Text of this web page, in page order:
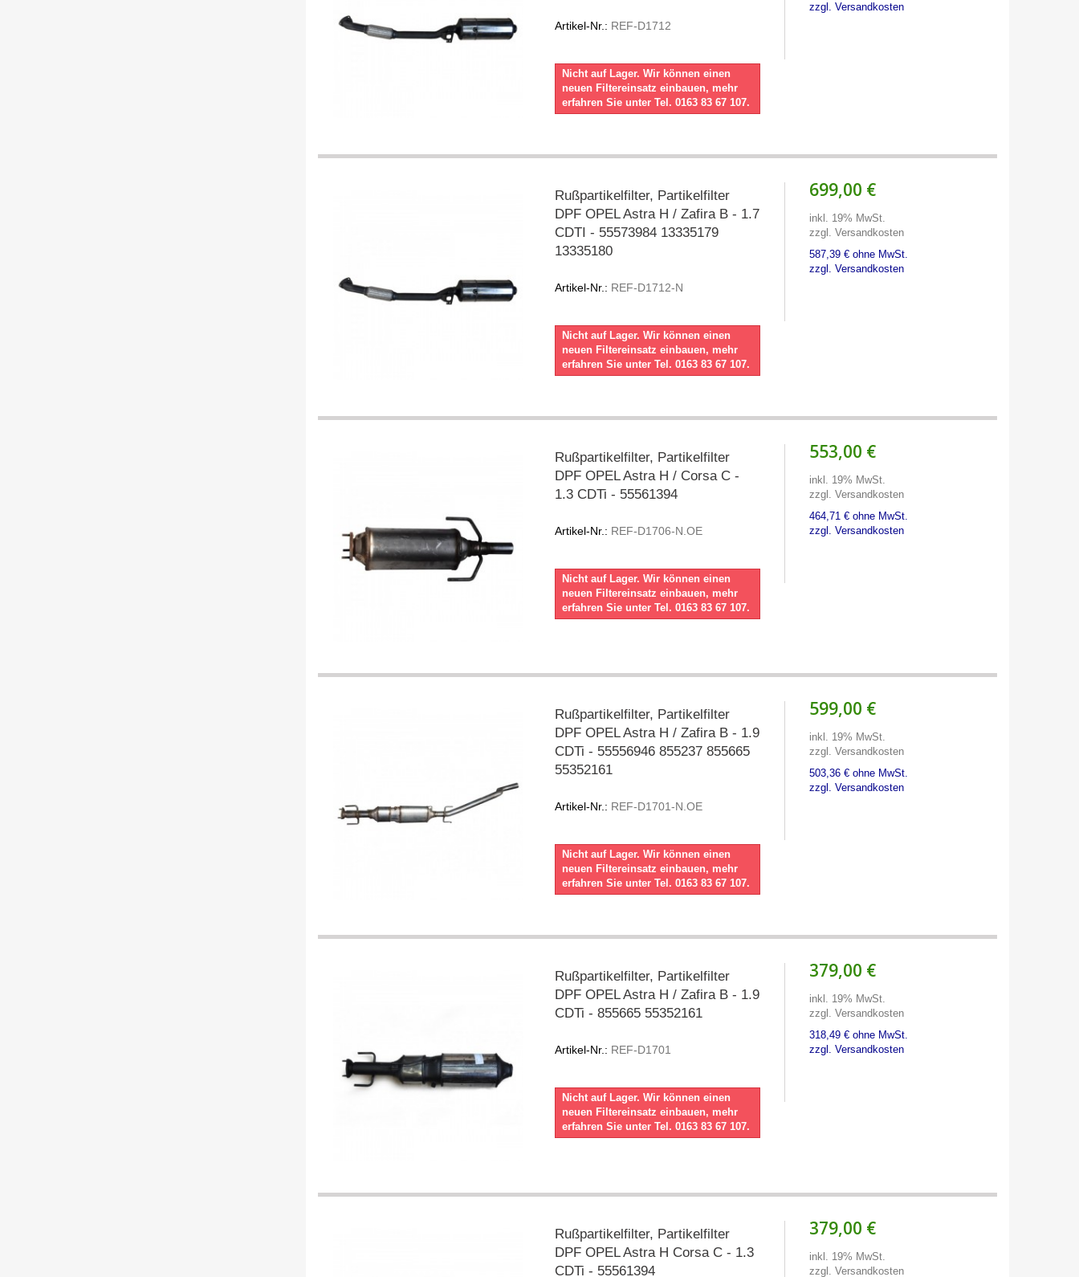
Artikel-Nr.: REF-D1712
Nicht auf Lager. Wir können einen
neuen Filtereinsatz einbauen, mehr
erfahren Sie unter Tel. 0163 83 67 107.
zzgl. Versandkosten
Rußpartikelfilter, Partikelfilter
DPF OPEL Astra H / Zafira B - 1.7
CDTI - 55573984 13335179
13335180
Artikel-Nr.: REF-D1712-N
Nicht auf Lager. Wir können einen
neuen Filtereinsatz einbauen, mehr
erfahren Sie unter Tel. 0163 83 67 107.
699,00 €
inkl. 19% MwSt.
zzgl. Versandkosten
587,39 € ohne MwSt.
zzgl. Versandkosten
Rußpartikelfilter, Partikelfilter
DPF OPEL Astra H / Corsa C -
1.3 CDTi - 55561394
Artikel-Nr.: REF-D1706-N.OE
Nicht auf Lager. Wir können einen
neuen Filtereinsatz einbauen, mehr
erfahren Sie unter Tel. 0163 83 67 107.
553,00 €
inkl. 19% MwSt.
zzgl. Versandkosten
464,71 € ohne MwSt.
zzgl. Versandkosten
Rußpartikelfilter, Partikelfilter
DPF OPEL Astra H / Zafira B - 1.9
CDTi - 55556946 855237 855665
55352161
Artikel-Nr.: REF-D1701-N.OE
Nicht auf Lager. Wir können einen
neuen Filtereinsatz einbauen, mehr
erfahren Sie unter Tel. 0163 83 67 107.
599,00 €
inkl. 19% MwSt.
zzgl. Versandkosten
503,36 € ohne MwSt.
zzgl. Versandkosten
Rußpartikelfilter, Partikelfilter
DPF OPEL Astra H / Zafira B - 1.9
CDTi - 855665 55352161
Artikel-Nr.: REF-D1701
Nicht auf Lager. Wir können einen
neuen Filtereinsatz einbauen, mehr
erfahren Sie unter Tel. 0163 83 67 107.
379,00 €
inkl. 19% MwSt.
zzgl. Versandkosten
318,49 € ohne MwSt.
zzgl. Versandkosten
Rußpartikelfilter, Partikelfilter
DPF OPEL Astra H Corsa C - 1.3
CDTi - 55561394
379,00 €
inkl. 19% MwSt.
zzgl. Versandkosten